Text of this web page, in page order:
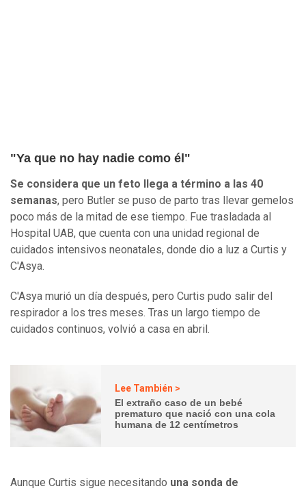
"Ya que no hay nadie como él"
Se considera que un feto llega a término a las 40
semanas, pero Butler se puso de parto tras llevar gemelos
poco más de la mitad de ese tiempo. Fue trasladada al
Hospital UAB, que cuenta con una unidad regional de
cuidados intensivos neonatales, donde dio a luz a Curtis y
C'Asya.
C'Asya murió un día después, pero Curtis pudo salir del
respirador a los tres meses. Tras un largo tiempo de
cuidados continuos, volvió a casa en abril.
Lee También >
El extraño caso de un bebé
prematuro que nació con una cola
humana de 12 centímetros
Aunque Curtis sigue necesitando una sonda de